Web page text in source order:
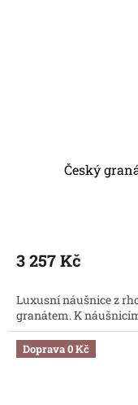
Český
3 257 Kč
Luxusní náušnice z
granátem. K
Doprava 0 Kč